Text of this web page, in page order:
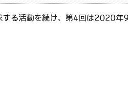
する活動を続け、第4回は2020